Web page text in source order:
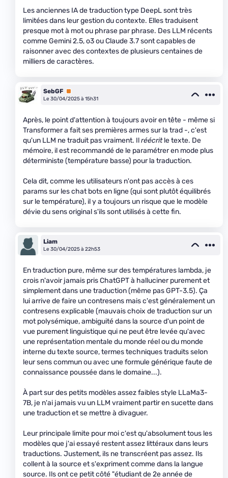
Les anciennes IA de traduction type DeepL sont très
limitées dans leur gestion du contexte. Elles traduisent
presque mot à mot ou phrase par phrase. Des LLM récents
comme Gemini 2.5, o3 ou Claude 3.7 sont capables de
raisonner avec des contextes de plusieurs centaines de
milliers de caractères.
SebGF Premium
Le 30/04/2025 à 15h31
Après, le point d'attention à toujours avoir en tête - même si
Transformer a fait ses premières armes sur la trad -, c'est
qu'un LLM ne traduit pas vraiment. Ilréécritle texte. De
mémoire, il est recommandé de le paramétrer en mode plus
déterministe (température basse) pour la traduction.
Cela dit, comme les utilisateurs n'ont pas accès à ces
params sur les chat bots en ligne (qui sont plutôt équilibrés
sur le température), il y a toujours un risque que le modèle
dévie du sens original s'ils sont utilisés à cette fin.
Liam
Le 30/04/2025 à 22h53
En traduction pure, même sur des températures lambda, je
crois n'avoir jamais pris ChatGPT à halluciner purement et
simplement dans une traduction (même pas GPT-3.5). Ça
lui arrive de faire un contresens mais c'est généralement un
contresens explicable (mauvais choix de traduction sur un
mot polysémique, ambiguité dans la source d'un point de
vue purement linguistique qui ne peut être levée qu'avec
une représentation mentale du monde réel ou du monde
interne du texte source, termes techniques traduits selon
leur sens commun ou avec une formule générique faute de
connaissance poussée dans le domaine...).
À part sur des petits modèles assez faibles style LLaMa3-
7B, je n'ai jamais vu un LLM vraiment partir en sucette dans
une traduction et se mettre à divaguer.
Leur principale limite pour moi c'est qu'absolument tous les
modèles que j'ai essayé restent assez littéraux dans leurs
traductions. Justement, ils ne transcréent pas assez. Ils
collent à la source et s'expriment comme dans la langue
source. Ils ont ce petit côté "étudiant de 2e année de